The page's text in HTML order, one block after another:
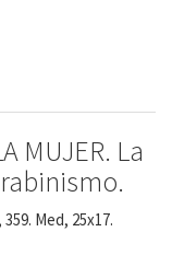
MUJER. La
Med, 25x17.